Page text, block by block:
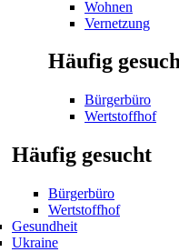
Wohnen
Vernetzung
Häufig
Bürgerbüro
Wertstoffhof
Häufig gesucht
Bürgerbüro
Wertstoffhof
Gesundheit
Ukraine